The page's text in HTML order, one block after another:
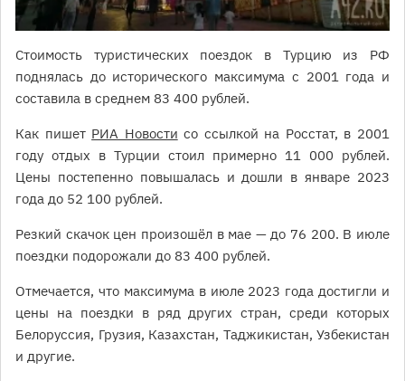
Стоимость туристических поездок в Турцию из РФ
поднялась до исторического максимума с 2001 года и
составила в среднем 83 400 рублей.
Как пишет РИА Новости со ссылкой на Росстат, в 2001
году отдых в Турции стоил примерно 11 000 рублей.
Цены постепенно повышалась и дошли в январе 2023
года до 52 100 рублей.
Резкий скачок цен произошёл в мае — до 76 200. В июле
поездки подорожали до 83 400 рублей.
Отмечается, что максимума в июле 2023 года достигли и
цены на поездки в ряд других стран, среди которых
Белоруссия, Грузия, Казахстан, Таджикистан, Узбекистан
и другие.